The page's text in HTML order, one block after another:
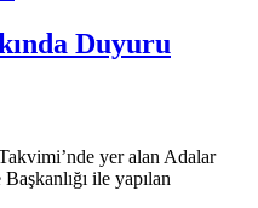
Duyuru
yer alan Adalar
ile yapılan